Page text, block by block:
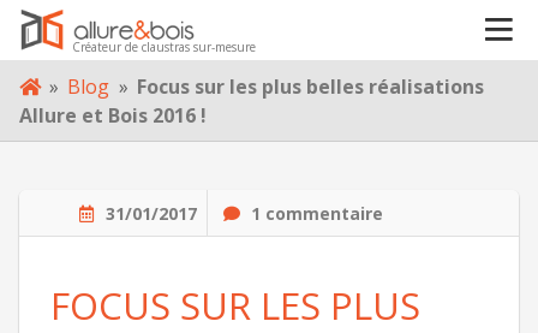
Skip
content
Créateur de claustras sur-mesure
» Blog » Focus sur les plus belles réalisations
Allure et Bois 2016 !
31/01/2017 1 commentaire
FOCUS SUR LES PLUS
À PROPOS
BLOG
CONTACT